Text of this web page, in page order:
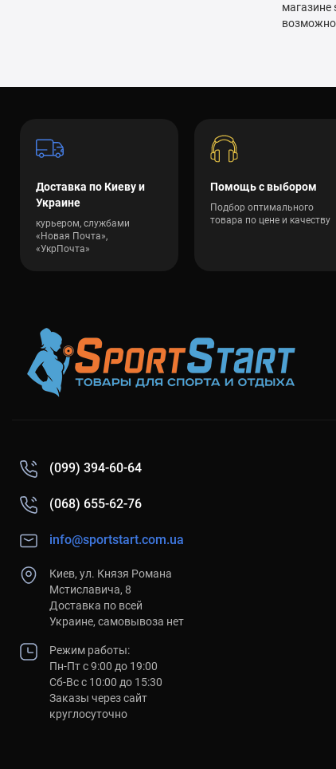
магазине
Доставка по Киеву и
Украине
курьером, службами
«Новая Почта»,
«УкрПочта»
Помощь с выбором
Подбор оптимального
товара по цене и качеству
(099) 394-60-64
(068) 655-62-76
info@sportstart.com.ua
Киев, ул. Князя Романа
Мстиславича, 8
Доставка по всей
Украине, самовывоза нет
Режим работы:
Пн-Пт с 9:00 до 19:00
Сб-Вс с 10:00 до 15:30
Заказы через сайт
круглосуточно